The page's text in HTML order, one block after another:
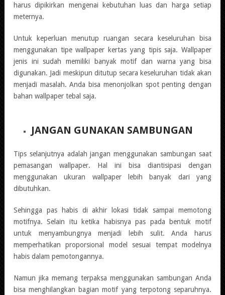
harus dipikirkan mengenai kebutuhan luas dan harga setiap
meternya.
Untuk keperluan menutup ruangan secara keseluruhan bisa
menggunakan tipe wallpaper kertas yang tipis saja. Wallpaper
jenis ini sudah memiliki banyak motif dan warna yang bisa
digunakan. Jadi meskipun ditutup secara keseluruhan tidak akan
menjadi masalah. Anda bisa menonjolkan spot penting dengan
bahan wallpaper tebal saja.
JANGAN GUNAKAN SAMBUNGAN
Tips selanjutnya adalah jangan menggunakan sambungan saat
pemasangan wallpaper. Hal ini bisa diantisipasi dengan
menggunakan ukuran wallpaper lebih banyak dari yang
dibutuhkan.
Sehingga pas habis di akhir lokasi tidak sampai memotong
motifnya. Selain itu ketika habisnya pas pada bentuk motif
untuk menyambungnya menjadi lebih sulit. Anda harus
memperhatikan proporsional model sesuai tempat modelnya
habis dalam pemotongannya.
Namun jika memang terpaksa menggunakan sambungan Anda
bisa menghilangkan bagian motif yang terpotong separuhnya.